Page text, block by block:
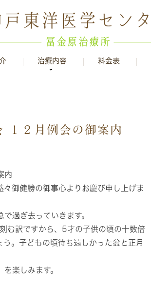
治療内容 料金表
２月例会の御案内
内
御健勝の御事心よりお慶び申し上げま
過ぎ去っていきます。
む訳ですから、5才の子供の頃の十数倍
。子どもの頃待ち遠しかった盆と正月
楽しみます。